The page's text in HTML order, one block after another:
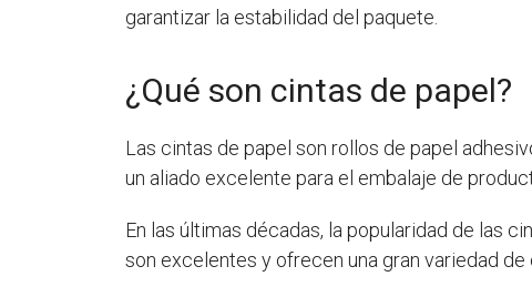
garantizar la estabilidad del paquete.
¿Qué son cintas de papel?
Las cintas de papel son rollos de papel
un aliado excelente para el embalaje de
En las últimas décadas, la popularidad de las
son excelentes y ofrecen una gran variedad